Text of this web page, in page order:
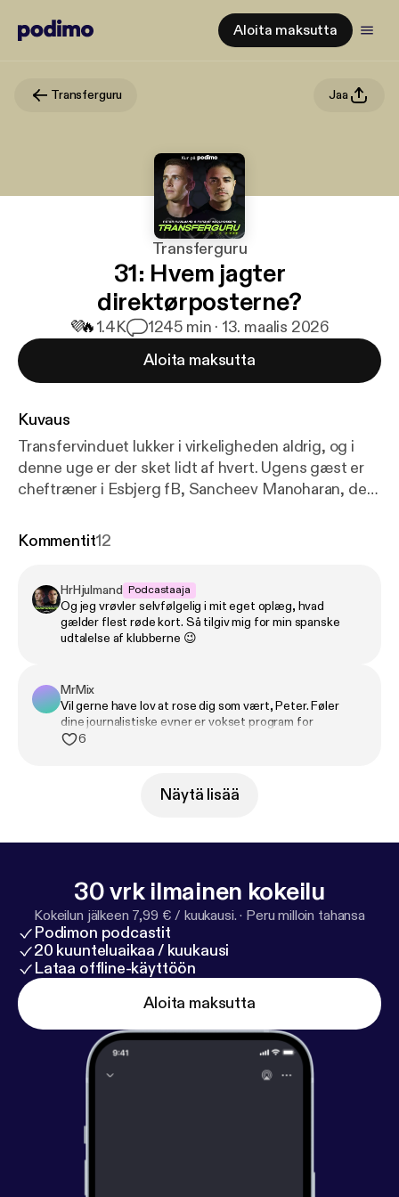
Aloita maksutta
Transferguru Jaa
Transferguru
31: Hvem jagter
direktørposterne?
💜🔥1.4K 1245 min · 13. maalis 2026
Aloita maksutta
Kuvaus
Transfervinduet lukker i virkeligheden aldrig, og i
denne uge er der sket lidt af hvert. Ugens gæst er
cheftræner i Esbjerg fB, Sancheev Manoharan, der
på unge talenter og en klub, der mener, den hører
spørgsmålet sig hos Farzam og Peter: Hvor længe
bliver Jacob Neestrup egentlig i Parken? Samtidig
tager vi temperaturen på direktør-stoledansen i
Peter og Farzam en potentiel joker: Kan Kristian
Kjær lokkes til hovedstaden? Denne episode er
optaget onsdag d. 11/3 26.
Kommentit12
HrHjulmand Podcastaaja
Og jeg vrøvler selvfølgelig i mit eget oplæg, hvad
gælder flest røde kort. Så tilgiv mig for min spanske
udtalelse af klubberne 😉
MrMix
Vil gerne have lov at rose dig som vært, Peter. Føler
dine journalistiske evner er vokset program for
program. Dejligt kvalificeret spørgsmål og man kan høre
6
Näytä lisää
30 vrk ilmainen kokeilu
Kokeilun jälkeen 7,99 € / kuukausi. · Peru milloin tahansa
Podimon podcastit
20 kuunteluaikaa / kuukausi
Lataa offline-käyttöön
Aloita maksutta